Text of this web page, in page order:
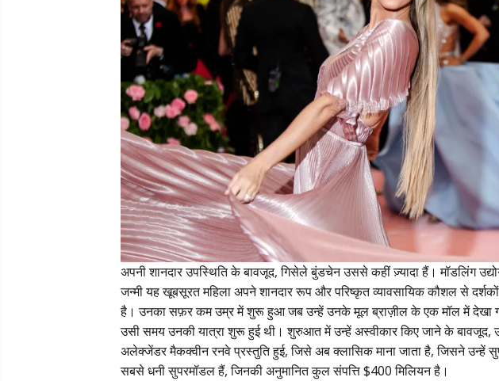
अपनी शानदार उपस्थिति के बावजूद, गिसेले बुंडचेन उससे कहीं ज़्यादा हैं। मॉडलिंग
जन्मी यह खूबसूरत महिला अपने शानदार रूप और परिष्कृत व्यावसायिक कौशल से
है। उनका सफ़र कम उम्र में शुरू हुआ जब उन्हें उनके मूल ब्राज़ील के एक मॉल में देखा
उसी समय उनकी यात्रा शुरू हुई थी। शुरुआत में उन्हें अस्वीकार किए जाने के
अलेक्जेंडर मैकक्वीन रनवे प्रस्तुति हुई, जिसे अब क्लासिक माना जाता है, जिसने उन्हें
सबसे धनी सुपरमॉडल हैं, जिनकी अनुमानित कुल संपत्ति $400 मिलियन है।